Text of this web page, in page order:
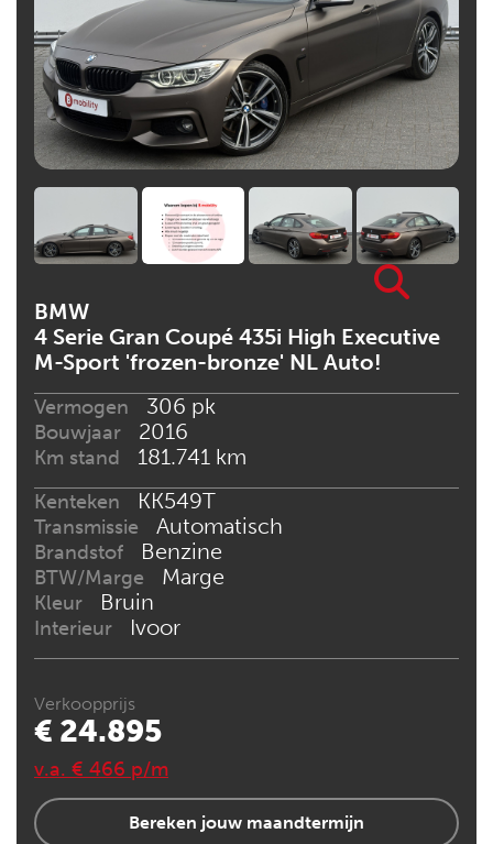
BMW
4 Serie Gran Coupé 435i High Executive
M-Sport 'frozen-bronze' NL Auto!
Vermogen 306 pk
Bouwjaar 2016
Km stand 181.741 km
Kenteken KK549T
Transmissie Automatisch
Brandstof Benzine
BTW/Marge Marge
Kleur Bruin
Interieur Ivoor
Verkoopprijs
€ 24.895
v.a. € 466 p/m
Bereken jouw maandtermijn